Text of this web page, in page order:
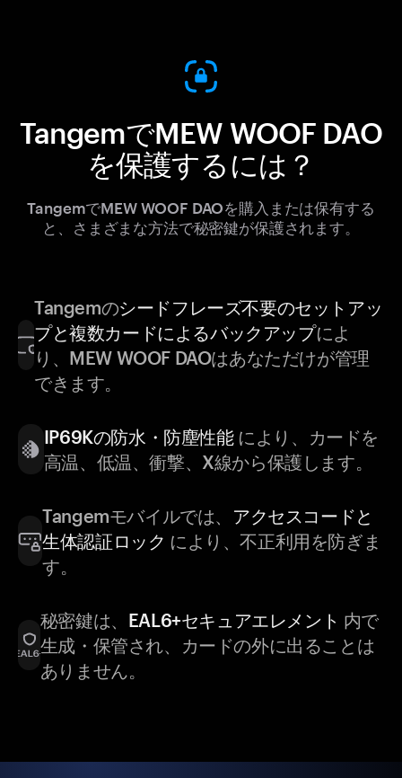
TangemでMEW WOOF DAO
を保護するには？
TangemでMEW WOOF DAOを購入または保有する
と、さまざまな方法で秘密鍵が保護されます。
Tangemのシードフレーズ不要のセットアッ
プと複数カードによるバックアップによ
り、MEW WOOF DAOはあなただけが管理
できます。
IP69Kの防水・防塵性能により、カードを
高温、低温、衝撃、X線から保護します。
Tangemモバイルでは、 アクセスコードと
生体認証ロック により、不正利用を防ぎま
す。
秘密鍵は、 EAL6+セキュアエレメント 内で
生成・保管され、カードの外に出ることは
ありません。